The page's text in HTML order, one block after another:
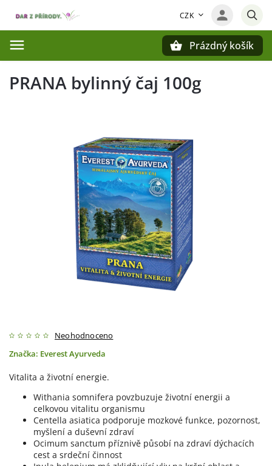
CZK
Prázdný košík
PRANA bylinný čaj 100g
Neohodnoceno
Značka: Everest Ayurveda
Vitalita a životní energie.
Withania somnifera povzbuzuje životní energii a
celkovou vitalitu organismu
Centella asiatica podporuje mozkové funkce, pozornost,
myšlení a duševní zdraví
Ocimum sanctum příznivě působí na zdraví dýchacích
cest a srdeční činnost